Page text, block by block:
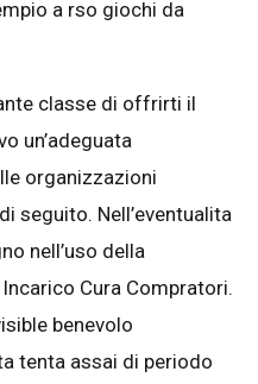
a rso giochi da
classe di offrirti il
un’adeguata
organizzazioni
seguito. Nell’eventualita
nell’uso della
Cura Compratori.
benevolo
tenta assai di periodo